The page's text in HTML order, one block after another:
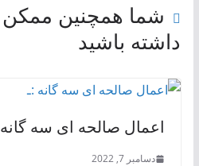
شما همچنین
داشته باشید
اعمال صالحه ای سه
دسامبر 7, 2022